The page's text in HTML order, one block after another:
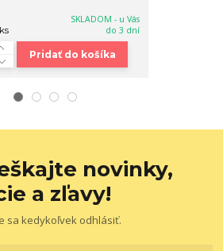
ks
SKLADOM - u Vás
do 3 dní
Pridať do košíka
novinky,
a zľavy!
sa kedykoľvek odhlásiť.